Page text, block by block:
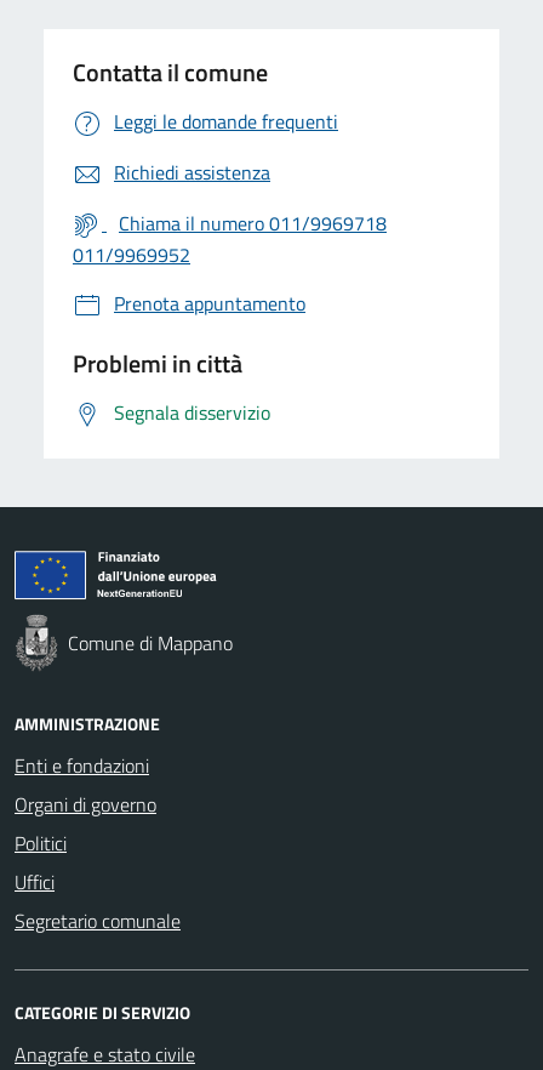
Contatta il comune
Leggi le domande frequenti
Richiedi assistenza
Chiama il numero 011/9969718
011/9969952
Prenota appuntamento
Problemi in città
Segnala disservizio
Comune di Mappano
AMMINISTRAZIONE
Enti e fondazioni
Organi di governo
Politici
Uffici
Segretario comunale
CATEGORIE DI SERVIZIO
Anagrafe e stato civile